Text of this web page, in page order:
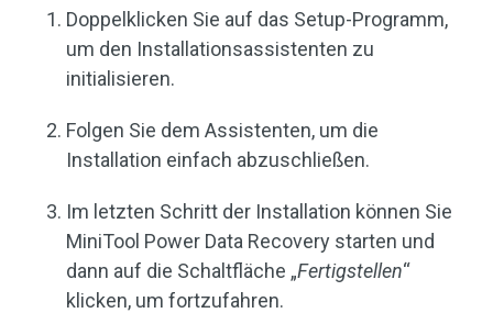
Doppelklicken Sie auf das Setup-Programm,
um den Installationsassistenten zu
initialisieren.
Folgen Sie dem Assistenten, um die
Installation einfach abzuschließen.
Im letzten Schritt der Installation können Sie
MiniTool Power Data Recovery starten und
dann auf die Schaltfläche „Fertigstellen“
klicken, um fortzufahren.